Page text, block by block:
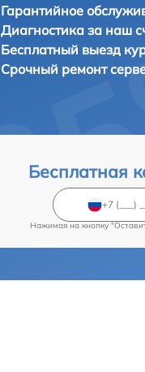
Гарантийное
Диагностика за наш
Бесплатный выезд
Срочный ремонт
Бесплатная
Нажимая на кнопку